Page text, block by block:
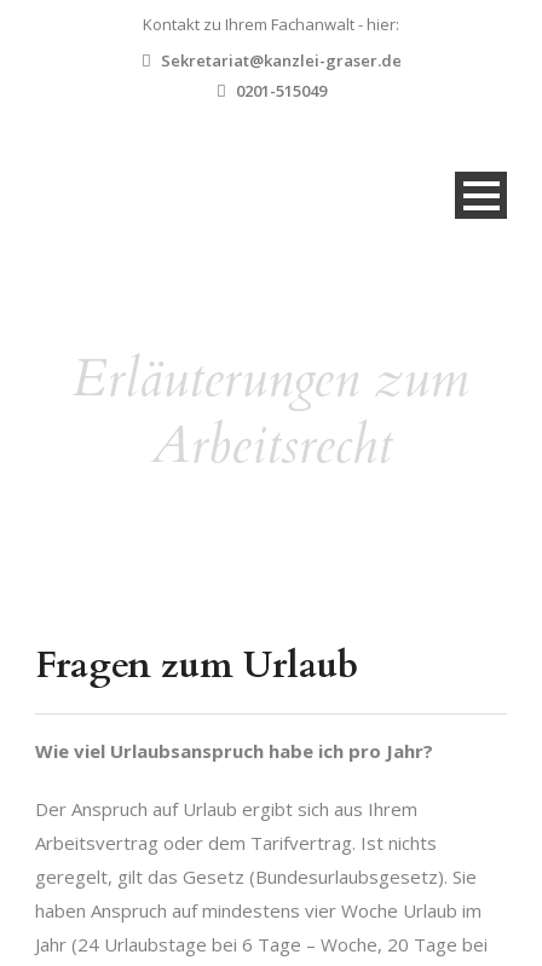
Kontakt zu Ihrem Fachanwalt - hier:
Sekretariat@kanzlei-graser.de
0201-515049
Erläuterungen zum
Arbeitsrecht
Fragen zum Urlaub
Wie viel Urlaubsanspruch habe ich pro Jahr?
Der Anspruch auf Urlaub ergibt sich aus Ihrem
Arbeitsvertrag oder dem Tarifvertrag. Ist nichts
geregelt, gilt das Gesetz (Bundesurlaubsgesetz). Sie
haben Anspruch auf mindestens vier Woche Urlaub im
Jahr (24 Urlaubstage bei 6 Tage – Woche, 20 Tage bei